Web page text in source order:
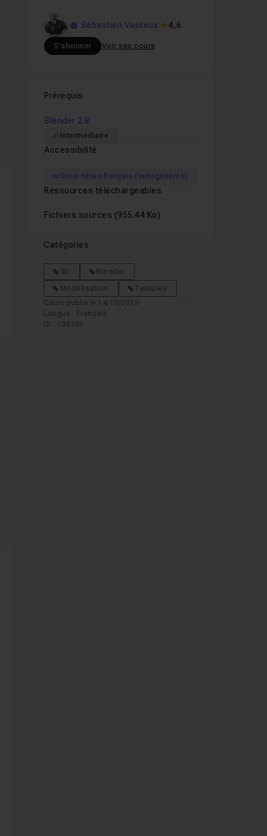
Sébastien Vanteux 4,6
S'abonner Voir ses cours
Prérequis
Blender 2.8
Intermédiaire
Accessibilité
Sous-titres français (autogénérés)
Ressources téléchargeables
Fichiers sources (955.44 Ko)
Catégories
3D
Blender
Modélisation
Textures
Cours publié le 14/10/2019
Langue : Français
ID : 130781